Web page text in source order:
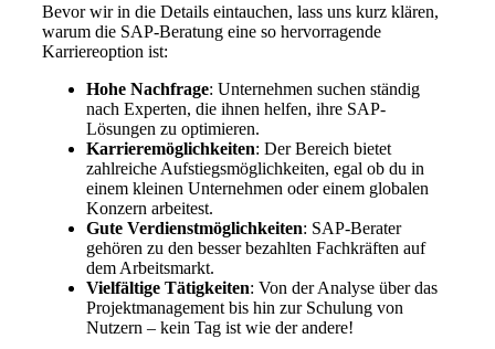
Bevor wir in die Details eintauchen, lass uns kurz klären,
warum die SAP-Beratung eine so hervorragende
Karriereoption ist:
Hohe Nachfrage: Unternehmen suchen ständig
nach Experten, die ihnen helfen, ihre SAP-
Lösungen zu optimieren.
Karrieremöglichkeiten: Der Bereich bietet
zahlreiche Aufstiegsmöglichkeiten, egal ob du in
einem kleinen Unternehmen oder einem globalen
Konzern arbeitest.
Gute Verdienstmöglichkeiten: SAP-Berater
gehören zu den besser bezahlten Fachkräften auf
dem Arbeitsmarkt.
Vielfältige Tätigkeiten: Von der Analyse über das
Projektmanagement bis hin zur Schulung von
Nutzern – kein Tag ist wie der andere!